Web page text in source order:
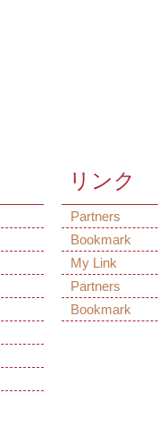
リンク
Partners
Bookmark
My Link
Partners
Bookmark